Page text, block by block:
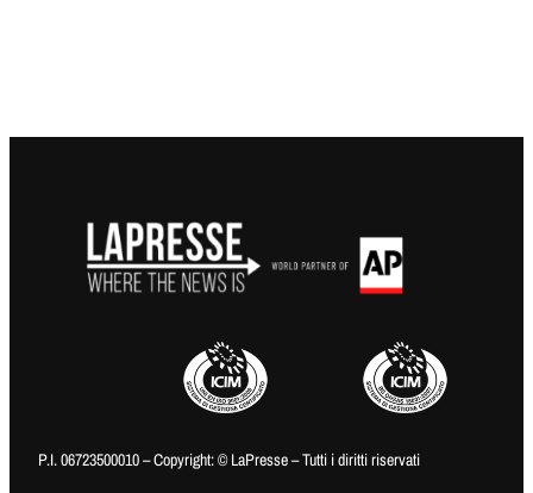
P.I. 06723500010 – Copyright: © LaPresse – Tutti i diritti riservati